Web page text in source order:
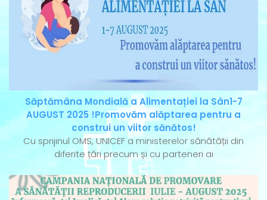
Săptămâna Mondială a Alimentației la Sân1-7
AUGUST 2025 !Promovăm alăptarea pentru a
construi un viitor sănătos!
Cu sprijinul OMS, UNICEF a ministerelor sănătății din
diferite țări precum și cu parteneri ai